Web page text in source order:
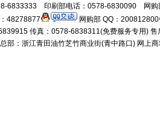
6833333 印刷部电话：0578-6830090 网
48278877
网购部 QQ：200812800
传真：0578-6838311(免费服务专用)
部：浙江青田油竹芝竹商业街(青中路口) 网上